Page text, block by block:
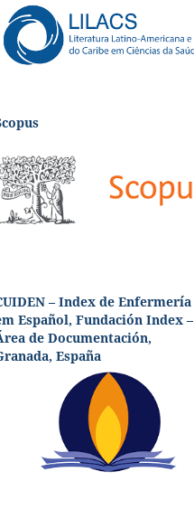
– Index de Enfermería
Español, Fundación Index –
de Documentación,
España